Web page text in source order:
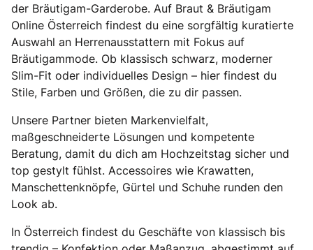
der Bräutigam-Garderobe. Auf Braut & Bräutigam
Online Österreich findest du eine sorgfältig kuratierte
Auswahl an Herrenausstattern mit Fokus auf
Bräutigammode. Ob klassisch schwarz, moderner
Slim-Fit oder individuelles Design – hier findest du
Stile, Farben und Größen, die zu dir passen.
Unsere Partner bieten Markenvielfalt,
maßgeschneiderte Lösungen und kompetente
Beratung, damit du dich am Hochzeitstag sicher und
top gestylt fühlst. Accessoires wie Krawatten,
Manschettenknöpfe, Gürtel und Schuhe runden den
Look ab.
In Österreich findest du Geschäfte von klassisch bis